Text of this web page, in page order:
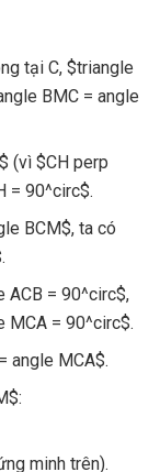
tại C, $triangle
BMC = angle
(vì $CH perp
= 90^circ$.
BCM$, ta có
ACB = 90^circ$,
MCA = 90^circ$.
angle MCA$.
minh trên).